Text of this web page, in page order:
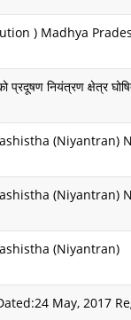
) Madhya
प्रदूषण नियंत्रण क्षेत्र
(Niyantran)
(Niyantran)
(Niyantran)
May, 2017